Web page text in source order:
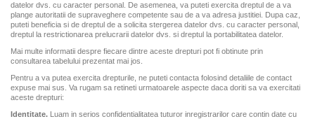
datelor dvs. cu caracter personal. De asemenea, va puteti exercita dreptul de a va
plange autoritatii de supraveghere competente sau de a va adresa justitiei. Dupa caz,
puteti beneficia si de dreptul de a solicita stergerea datelor dvs. cu caracter personal,
dreptul la restrictionarea prelucrarii datelor dvs. si dreptul la portabilitatea datelor.
Mai multe informatii despre fiecare dintre aceste drepturi pot fi obtinute prin
consultarea tabelului prezentat mai jos.
Pentru a va putea exercita drepturile, ne puteti contacta folosind detaliile de contact
expuse mai sus. Va rugam sa retineti urmatoarele aspecte daca doriti sa va exercitati
aceste drepturi:
Identitate. Luam in serios confidentialitatea tuturor inregistrarilor care contin date cu